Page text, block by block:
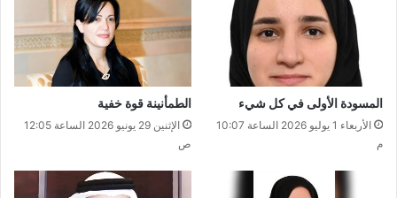
المسودة الأولى في كل شيء
الأربعاء 1 يوليو 2026 الساعة 10:07
م
الطمأنينة قوة خفية
الإثنين 29 يونيو 2026 الساعة 12:05
ص